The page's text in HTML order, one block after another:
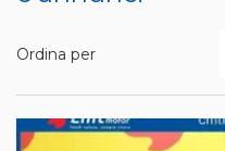
Ordina per